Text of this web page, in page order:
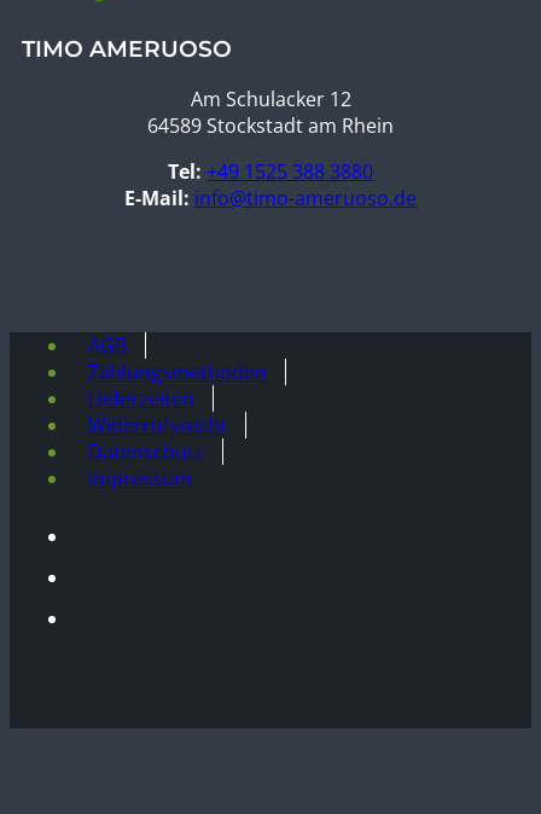
TIMO AMERUOSO
Am Schulacker 12
64589 Stockstadt am Rhein
Tel: +49 1525 388 3880
E-Mail: info@timo-ameruoso.de
AGB
Zahlungsmethoden
Lieferzeiten
Widerrufsrecht
Datenschutz
Impressum